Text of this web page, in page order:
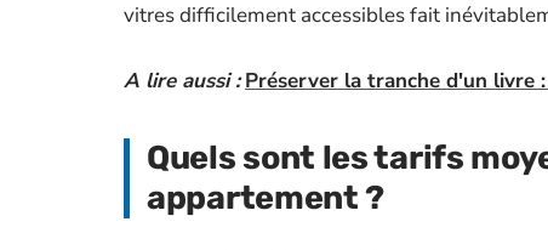
vitres difficilement accessibles fait
A lire aussi : Préserver la tranche d'un livre
Quels sont les tarifs
appartement ?